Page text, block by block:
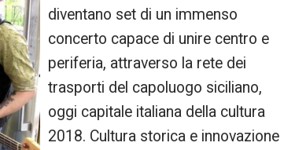
diventano set di un immenso
concerto capace di unire centro e
periferia, attraverso la rete dei
trasporti del capoluogo siciliano,
oggi capitale italiana della cultura
2018. Cultura storica e innovazione